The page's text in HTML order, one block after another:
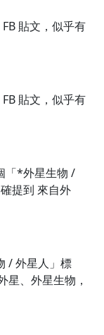
貼文，似乎有
貼文，似乎有
「*外星生物 /
提到 來自外
/ 外星人」標
星、外星生物，